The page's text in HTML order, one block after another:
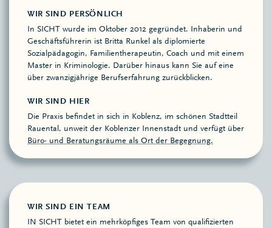
WIR SIND PERSÖNLICH
In SICHT wurde im Oktober 2012 gegründet. Inhaberin und
Geschäftsführerin ist Britta Runkel als diplomierte
Sozialpädagogin, Familientherapeutin, Coach und mit einem
Master in Kriminologie. Darüber hinaus kann Sie auf eine
über zwanzigjährige Berufserfahrung zurückblicken.
WIR SIND HIER
Die Praxis befindet in sich in Koblenz, im schönen Stadtteil
Rauental, unweit der Koblenzer Innenstadt und verfügt über
Büro- und Beratungsräume als Ort der Begegnung.
WIR SIND EIN TEAM
IN SICHT bietet ein mehrköpfiges Team von qualifizierten